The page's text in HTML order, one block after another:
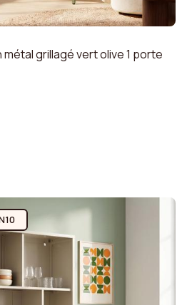
grillagé vert olive 1 porte